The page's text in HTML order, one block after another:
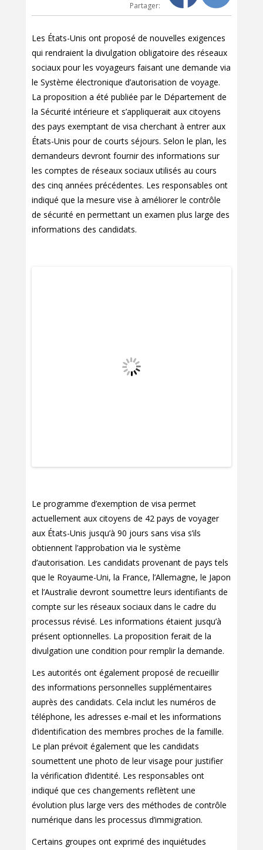
Partager:
Les États-Unis ont proposé de nouvelles exigences
qui rendraient la divulgation obligatoire des réseaux
sociaux pour les voyageurs faisant une demande via
le Système électronique d’autorisation de voyage.
La proposition a été publiée par le Département de
la Sécurité intérieure et s’appliquerait aux citoyens
des pays exemptant de visa cherchant à entrer aux
États-Unis pour de courts séjours. Selon le plan, les
demandeurs devront fournir des informations sur
les comptes de réseaux sociaux utilisés au cours
des cinq années précédentes. Les responsables ont
indiqué que la mesure vise à améliorer le contrôle
de sécurité en permettant un examen plus large des
informations des candidats.
Le programme d’exemption de visa permet
actuellement aux citoyens de 42 pays de voyager
aux États-Unis jusqu’à 90 jours sans visa s’ils
obtiennent l’approbation via le système
d’autorisation. Les candidats provenant de pays tels
que le Royaume-Uni, la France, l’Allemagne, le Japon
et l’Australie devront soumettre leurs identifiants de
compte sur les réseaux sociaux dans le cadre du
processus révisé. Les informations étaient jusqu’à
présent optionnelles. La proposition ferait de la
divulgation une condition pour remplir la demande.
Les autorités ont également proposé de recueillir
des informations personnelles supplémentaires
auprès des candidats. Cela inclut les numéros de
téléphone, les adresses e-mail et les informations
d’identification des membres proches de la famille.
Le plan prévoit également que les candidats
soumettent une photo de leur visage pour justifier
la vérification d’identité. Les responsables ont
indiqué que ces changements reflètent une
évolution plus large vers des méthodes de contrôle
numérique dans les processus d’immigration.
Certains groupes ont exprimé des inquiétudes